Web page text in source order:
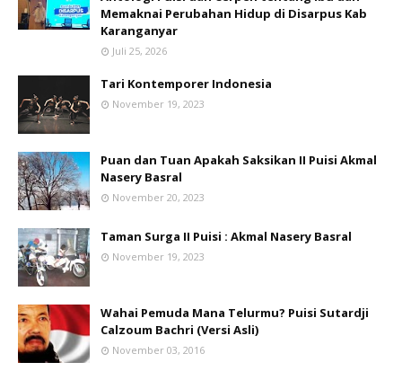
Memaknai Perubahan Hidup di Disarpus Kab
Karanganyar
Juli 25, 2026
Tari Kontemporer Indonesia
November 19, 2023
Puan dan Tuan Apakah Saksikan II Puisi Akmal
Nasery Basral
November 20, 2023
Taman Surga II Puisi : Akmal Nasery Basral
November 19, 2023
Wahai Pemuda Mana Telurmu? Puisi Sutardji
Calzoum Bachri (Versi Asli)
November 03, 2016